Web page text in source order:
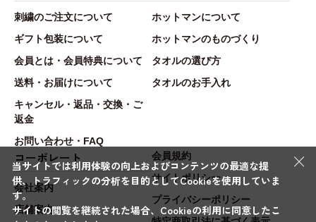
刺繍のご注文について
ギフト包装について
会員とは・会員特典について
送料・お届けについて
キャンセル・返品・交換・ご
返金
お問い合わせ・FAQ
ホットマンについて
ホットマンのものづくり
タオルの選び方
タオルのお手入れ
コーポレート
会社案内
店舗案内
会員規約
サイトポリシー
プライバシーポリシー
×
当サイトでは利用体験の向上およびコンテンツの最適な提
供、トラフィックの分析を目的としてCookieを使用していま
す。
サイトの閲覧を継続された場合、Cookieの利用に同意したこ